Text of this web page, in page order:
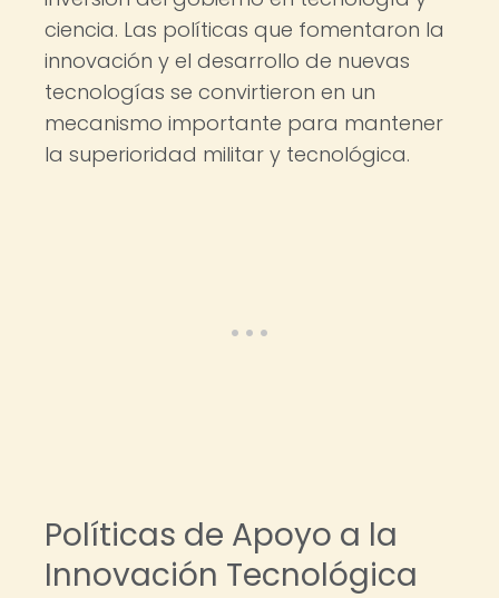
ciencia. Las políticas que fomentaron la
innovación y el desarrollo de nuevas
tecnologías se convirtieron en un
mecanismo importante para mantener
la superioridad militar y tecnológica.
Políticas de Apoyo a la
Innovación Tecnológica